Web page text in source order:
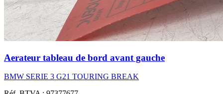
Aerateur tableau de bord avant gauche
BMW SERIE 3 G21 TOURING BREAK